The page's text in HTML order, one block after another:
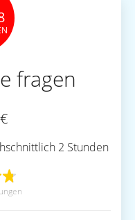
fragen
€
2 Stunden